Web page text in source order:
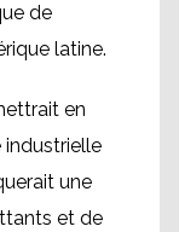
de
latine.
en
une
et de